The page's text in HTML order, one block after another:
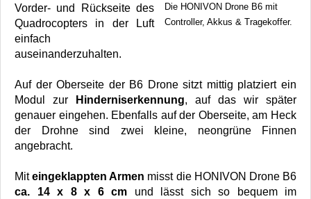
Die HONIVON Drone B6 mit
Controller, Akkus & Tragekoffer.
Vorder- und Rückseite des
Quadrocopters in der Luft
einfach
auseinanderzuhalten.
Auf der Oberseite der B6 Drone sitzt mittig platziert ein
Modul zur
Hinderniserkennung, auf das wir später
genauer eingehen. Ebenfalls auf der Oberseite, am Heck
der Drohne sind zwei kleine, neongrüne Finnen
angebracht.
Miteingeklappten Armen misst die HONIVON Drone B6
ca. 14 x 8 x 6 cm und lässt sich so bequem im